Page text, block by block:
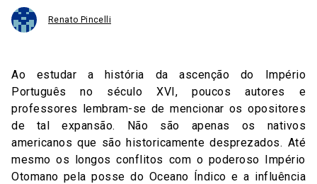
Renato Pincelli
Ao estudar a história da ascenção do Império
Português no século XVI, poucos autores e
professores lembram-se de mencionar os opositores
de tal expansão. Não são apenas os nativos
americanos que são historicamente desprezados. Até
mesmo os longos conflitos com o poderoso Império
Otomano pela posse do Oceano Índico e a influência